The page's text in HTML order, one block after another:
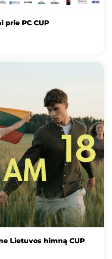
prie PC CUP
Lietuvos himną CUP